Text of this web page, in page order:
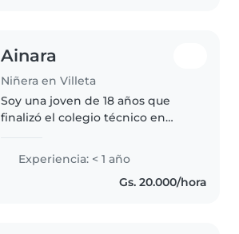
Ainara
Niñera en Villeta
Soy una joven de 18 años que
finalizó el colegio técnico en
Tengo certificación en primeros
auxilios gracias al colegio,..
Experiencia: < 1 año
Gs. 20.000/hora